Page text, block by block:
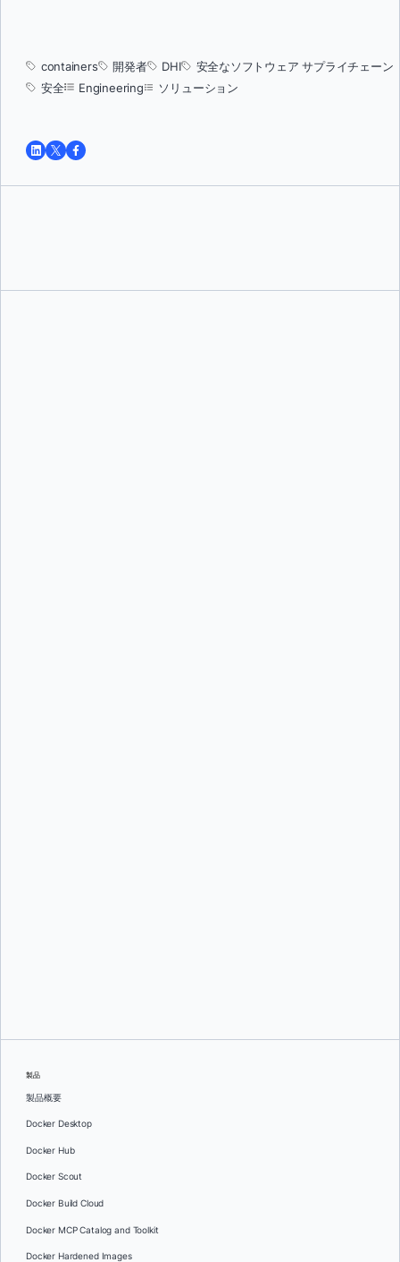
containers 開発者 DHI
安全なソフトウェア サプライチェーン
安全
Engineering ソリューション
製品
製品概要
Docker Desktop
Docker Hub
Docker Scout
Docker Build Cloud
Docker MCP Catalog and Toolkit
Docker Hardened Images